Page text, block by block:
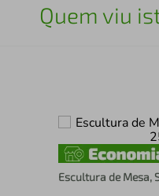
Quem viu
Escultura de Mesa,